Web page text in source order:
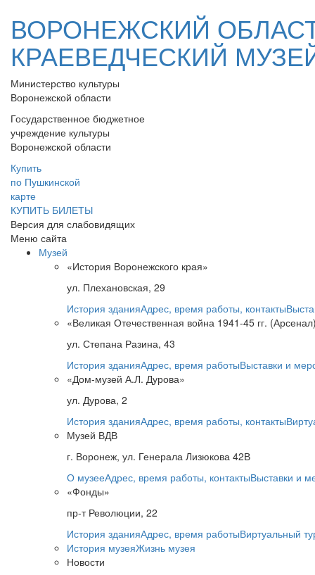
ВОРОНЕЖСКИЙ
КРАЕВЕДЧЕСКИЙ
Министерство культуры
Воронежской области
Государственное бюджетное
учреждение культуры
Воронежской области
Купить
по Пушкинской
карте
КУПИТЬ БИЛЕТЫ
Версия для слабовидящих
Меню сайта
Музей
«История Воронежского края»
ул. Плехановская, 29
История зданияАдрес, время работы, контакты
«Великая Отечественная война 1941-45 гг.
ул. Степана Разина, 43
История зданияАдрес, время работыВыставки и
«Дом-музей А.Л. Дурова»
ул. Дурова, 2
История зданияАдрес, время работы, контакты
Музей ВДВ
г. Воронеж, ул. Генерала Лизюкова 42В
О музееАдрес, время работы, контактыВыставки и
«Фонды»
пр-т Революции, 22
История зданияАдрес, время работыВиртуальный
История музеяЖизнь музея
Новости